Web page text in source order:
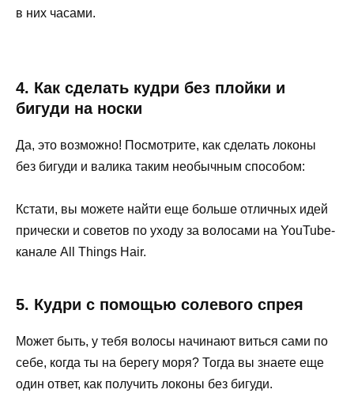
в них часами.
4. Как сделать кудри без плойки и
бигуди на носки
Да, это возможно! Посмотрите, как сделать локоны
без бигуди и валика таким необычным способом:
Кстати, вы можете найти еще больше отличных идей
прически и советов по уходу за волосами на YouTube-
канале All Things Hair.
5. Кудри с помощью солевого спрея
Может быть, у тебя волосы начинают виться сами по
себе, когда ты на берегу моря? Тогда вы знаете еще
один ответ, как получить локоны без бигуди.